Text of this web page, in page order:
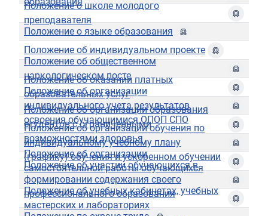
Положение о школе молодого
преподавателя
Положение о языке образования
Положение об индивидуальном проекте
Положение об общественном
наркологическом посте
Положение об оказании платных
образовательных услуг
Положение об организации
индивидуального учета результатов
освоения обучающимися ОПОП СПО
Положение об организации образования
студентов с ограниченными
возможностями здоровья
Положение об организации обучения по
индивидуальному учебному плану
(графику) обучения и ускоренном обучении
Положение об организации
самостоятельной работы обучающихся
Положение об участии обучающихся в
формировании содержания своего
профессионального образования
Положение об учебных кабинетах, учебных
мастерских и лабораториях